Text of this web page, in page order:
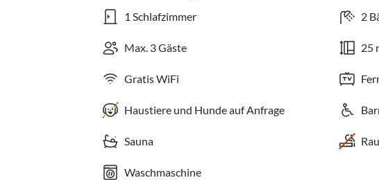
1 Schlafzimmer 2
Max. 3 Gäste 25
Gratis WiFi
Haustiere und Hunde auf Anfrage
Sauna
Waschmaschine